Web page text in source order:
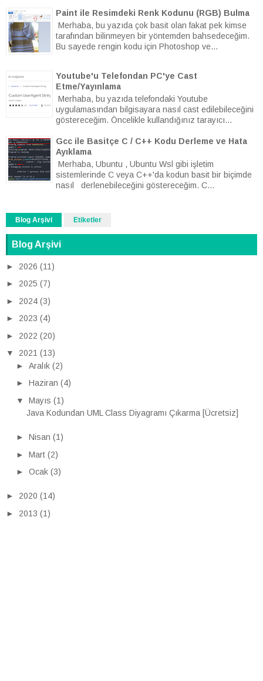
Paint ile Resimdeki Renk Kodunu (RGB) Bulma
Merhaba, bu yazıda çok basit olan fakat pek kimse
tarafından bilinmeyen bir yöntemden bahsedeceğim.
Bu sayede rengin kodu için Photoshop ve...
Youtube'u Telefondan PC'ye Cast
Etme/Yayınlama
Merhaba, bu yazıda telefondaki Youtube
uygulamasından bilgisayara nasıl cast edilebileceğini
göstereceğim. Öncelikle kullandığınız tarayıcı...
Gcc ile Basitçe C / C++ Kodu Derleme ve Hata
Ayıklama
Merhaba, Ubuntu , Ubuntu Wsl gibi işletim
sistemlerinde C veya C++'da kodun basit bir biçimde
nasıl derlenebileceğini göstereceğim. C...
Blog Arşivi Etiketler
Blog Arşivi
► 2026 (11)
► 2025 (7)
► 2024 (3)
► 2023 (4)
► 2022 (20)
▼
2021 (13)
► Aralık (2)
► Haziran (4)
▼
Mayıs (1)
Java Kodundan UML Class Diyagramı Çıkarma [Ücretsiz]
► Nisan (1)
► Mart (2)
► Ocak (3)
► 2020 (14)
► 2013 (1)